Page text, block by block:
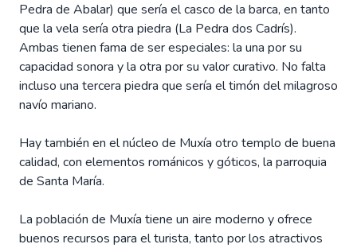
Pedra de Abalar) que sería el casco de la barca, en tanto
que la vela sería otra piedra (La Pedra dos Cadrís).
Ambas tienen fama de ser especiales: la una por su
capacidad sonora y la otra por su valor curativo. No falta
incluso una tercera piedra que sería el timón del milagroso
navío mariano.
Hay también en el núcleo de Muxía otro templo de buena
calidad, con elementos románicos y góticos, la parroquia
de Santa María.
La población de Muxía tiene un aire moderno y ofrece
buenos recursos para el turista, tanto por los atractivos